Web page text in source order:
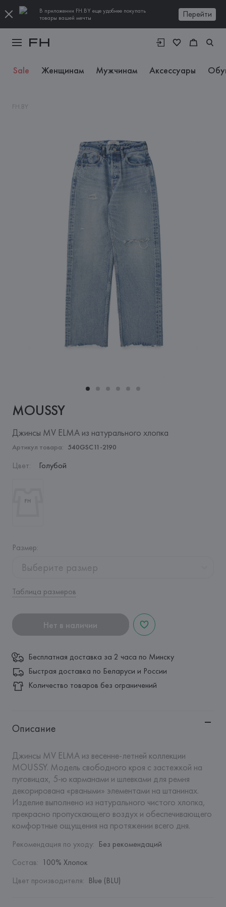
В приложении FH.BY еще удобнее покупать
товары вашей мечты
Перейти
Sale Женщинам Мужчинам Аксессуары
FH.BY
MOUSSY
Джинсы MV ELMA из натурального хлопка
Артикул товара: 540GSC11-2190
Цвет: Голубой
Размер:
Выберите размер
Таблица размеров
Нет в наличии
Бесплатная доставка за 2 часа по Минску
Быстрая доставка по Беларуси и России
Количество товаров без ограничений
Описание
Джинсы MV ELMA из весенне-летней коллекции
MOUSSY. Модель свободного кроя с застежкой на
пуговицах, 5-ю карманами и шлевками для ремня
декорирована «рваными» элементами на штанинах.
Изделие выполнено из натурального чистого хлопка,
прекрасно пропускающего воздух и обеспечивающего
комфортные ощущения на протяжении всего дня.
Рекомендация по уходу: Без рекомендаций
Состав: 100% Хлопок
Цвет производителя: Blue (BLU)